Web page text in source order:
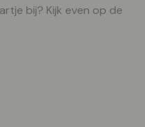
bij? Kijk even op de